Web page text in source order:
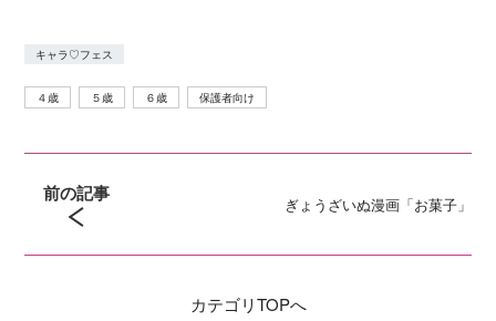
キャラ♡フェス
４歳 ５歳 ６歳 保護者向け
前の記事 ぎょうざいぬ漫画「お菓子」
カテゴリTOPへ